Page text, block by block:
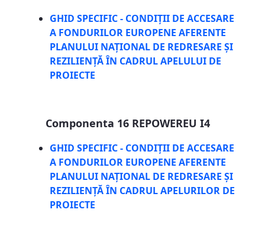
GHID SPECIFIC - CONDIȚII DE ACCESARE
A FONDURILOR EUROPENE AFERENTE
PLANULUI NAȚIONAL DE REDRESARE ȘI
REZILIENȚĂ ÎN CADRUL APELULUI DE
PROIECTE
Componenta 16 REPOWEREU I4
GHID SPECIFIC - CONDIȚII DE ACCESARE
A FONDURILOR EUROPENE AFERENTE
PLANULUI NAȚIONAL DE REDRESARE ȘI
REZILIENȚĂ ÎN CADRUL APELURILOR DE
PROIECTE